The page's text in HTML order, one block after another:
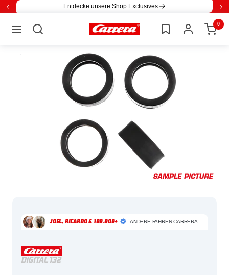
Direkt
Inhalt
Zurück Entdecke unsere Shop Exclusives
Navigation Carrera
0
JOEL, RICARDO & 100.000+ ANDERE FAHREN CARRERA